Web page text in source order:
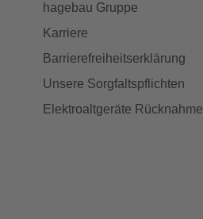
hagebau Gruppe
Karriere
Barrierefreiheitserklärung
Unsere Sorgfaltspflichten
Elektroaltgeräte Rücknahme